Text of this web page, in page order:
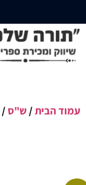
עמוד הבית/ ש"ס/